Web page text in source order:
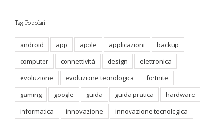
Tag Popolari
android app apple applicazioni
backup
computer
connettività design
elettronica
evoluzione
evoluzione tecnologica
fortnite
gaming
google guida guida pratica
hardware
informatica
innovazione
innovazione tecnologica